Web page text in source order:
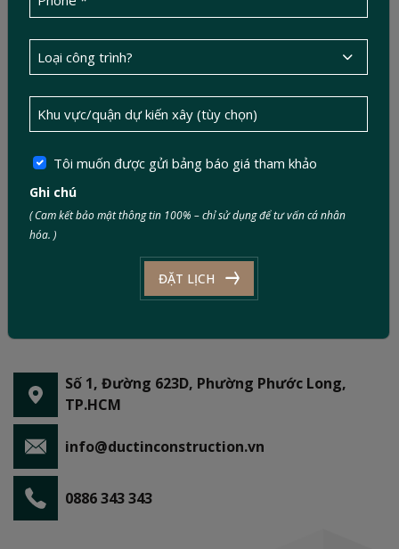
Số 1, Đường 623D, Phường Phước Long,
TP.HCM
info@ductinconstruction.vn
0886 343 343
Tôi muốn được gửi bảng báo giá tham khảo
Ghi chú
( Cam kết bảo mật thông tin 100% – chỉ sử dụng để tư vấn cá nhân
hóa. )
ĐẶT LỊCH